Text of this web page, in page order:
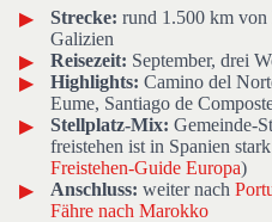
Strecke: rund 1.500 km von
Galizien
Reisezeit: September, drei
Highlights: Camino del
Eume, Santiago de
Stellplatz-Mix: Gemeinde-
freistehen ist in Spanien
Freistehen-Guide Europa)
Anschluss: weiter nach
Fähre nach Marokko